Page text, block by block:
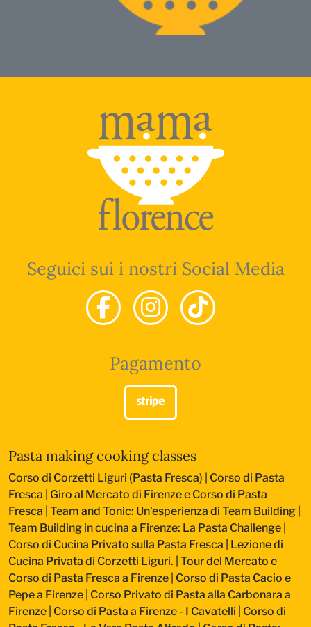
Seguici sui i nostri Social Media
Pagamento
Pasta making cooking classes
Corso di Corzetti Liguri (Pasta Fresca)
Corso di Pasta
Fresca
Giro al Mercato di Firenze e Corso di Pasta
Fresca Team and Tonic: Un'esperienza di Team Building
Team Building in cucina a Firenze: La Pasta Challenge
Corso di Cucina Privato sulla Pasta Fresca
Lezione di
Cucina Privata di Corzetti Liguri. Tour del Mercato e
Corso di Pasta Fresca a Firenze Corso di Pasta Cacio e
Pepe a Firenze Corso Privato di Pasta alla Carbonara a
Firenze Corso di Pasta a Firenze - I Cavatelli
Corso di